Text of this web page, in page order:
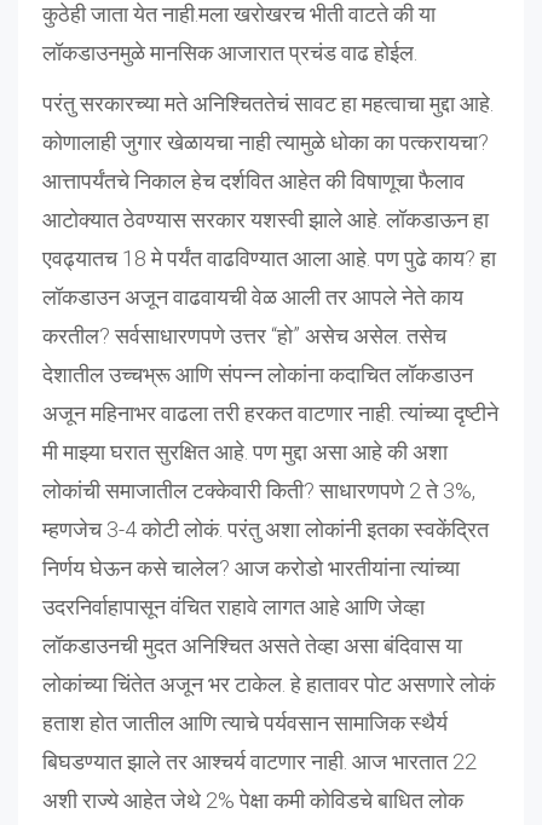
कुठेही जाता येत नाही.मला खरोखरच भीती वाटते की या
लॉकडाउनमुळे मानसिक आजारात प्रचंड वाढ होईल.
परंतु सरकारच्या मते अनिश्चिततेचं सावट हा महत्वाचा मुद्दा आहे.
कोणालाही जुगार खेळायचा नाही त्यामुळे धोका का पत्करायचा?
आत्तापर्यंतचे निकाल हेच दर्शवित आहेत की विषाणूचा फैलाव
आटोक्यात ठेवण्यास सरकार यशस्वी झाले आहे. लॉकडाऊन हा
एवढ्यातच 18 मे पर्यंत वाढविण्यात आला आहे. पण पुढे काय? हा
लॉकडाउन अजून वाढवायची वेळ आली तर आपले नेते काय
करतील? सर्वसाधारणपणे उत्तर “हो” असेच असेल. तसेच
देशातील उच्चभ्रू आणि संपन्न लोकांना कदाचित लॉकडाउन
अजून महिनाभर वाढला तरी हरकत वाटणार नाही. त्यांच्या दृष्टीने
मी माझ्या घरात सुरक्षित आहे. पण मुद्दा असा आहे की अशा
लोकांची समाजातील टक्केवारी किती? साधारणपणे 2 ते 3%,
म्हणजेच 3-4 कोटी लोकं. परंतु अशा लोकांनी इतका स्वकेंद्रित
निर्णय घेऊन कसे चालेल? आज करोडो भारतीयांना त्यांच्या
उदरनिर्वाहापासून वंचित राहावे लागत आहे आणि जेव्हा
लॉकडाउनची मुदत अनिश्चित असते तेव्हा असा बंदिवास या
लोकांच्या चिंतेत अजून भर टाकेल. हे हातावर पोट असणारे लोकं
हताश होत जातील आणि त्याचे पर्यवसान सामाजिक स्थैर्य
बिघडण्यात झाले तर आश्चर्य वाटणार नाही. आज भारतात 22
अशी राज्ये आहेत जेथे 2% पेक्षा कमी कोविडचे बाधित लोक